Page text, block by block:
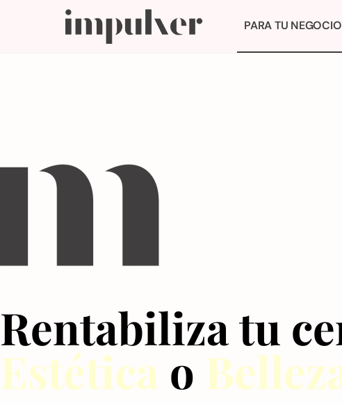
PARA TU NEGOCIO
Rentabiliza tu
Estética o